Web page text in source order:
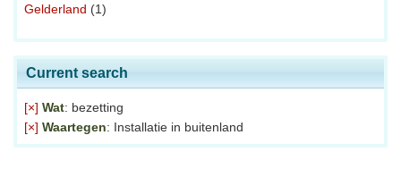
Gelderland (1)
Current search
[×] Wat: bezetting
[×] Waartegen: Installatie in buitenland